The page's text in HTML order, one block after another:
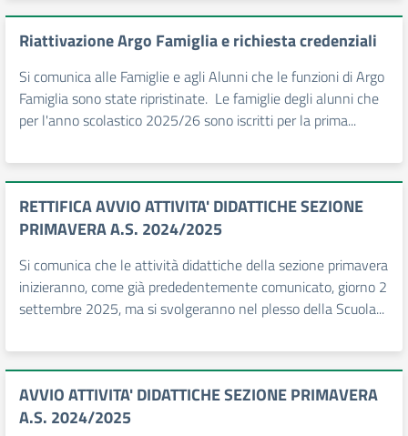
Riattivazione Argo Famiglia e richiesta credenziali
Si comunica alle Famiglie e agli Alunni che le funzioni di Argo
Famiglia sono state ripristinate. Le famiglie degli alunni che
per l'anno scolastico 2025/26 sono iscritti per la prima...
RETTIFICA AVVIO ATTIVITA' DIDATTICHE SEZIONE
PRIMAVERA A.S. 2024/2025
Si comunica che le attività didattiche della sezione primavera
inizieranno, come già prededentemente comunicato, giorno 2
settembre 2025, ma si svolgeranno nel plesso della Scuola...
AVVIO ATTIVITA' DIDATTICHE SEZIONE PRIMAVERA
A.S. 2024/2025